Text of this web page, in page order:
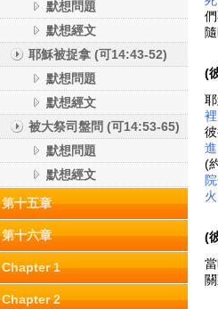
默想問題
默想經文
耶穌被捉拿 (可14:43-52)
默想問題
默想經文
被大祭司盤問 (可14:53-65)
默想問題
默想經文
第十五章
第十六章
Chapter 1
Chapter 2
(
(
(